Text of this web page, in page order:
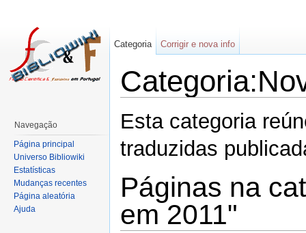
Esta categoria
traduzidas
Páginas na
em 2011"
Categoria Corrigir e nova info
Navegação
Página principal
Universo Bibliowiki
Estatísticas
Mudanças recentes
Página aleatória
Ajuda